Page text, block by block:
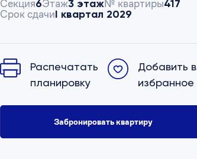
Секция6Этаж3 этаж№ квартиры417
Срок сдачиI квартал 2029
Распечатать
планировку
Добавить в
избранное
Забронировать квартиру